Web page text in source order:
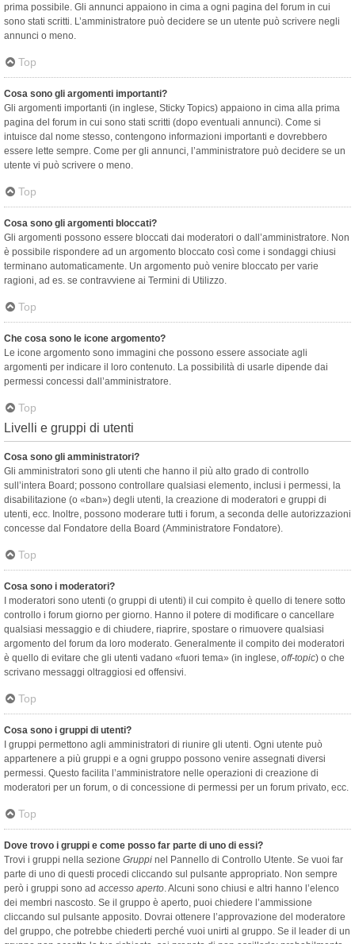
prima possibile. Gli annunci appaiono in cima a ogni pagina del forum in cui
sono stati scritti. L’amministratore può decidere se un utente può scrivere negli
annunci o meno.
Top
Cosa sono gli argomenti importanti?
Gli argomenti importanti (in inglese, Sticky Topics) appaiono in cima alla prima
pagina del forum in cui sono stati scritti (dopo eventuali annunci). Come si
intuisce dal nome stesso, contengono informazioni importanti e dovrebbero
essere lette sempre. Come per gli annunci, l’amministratore può decidere se un
utente vi può scrivere o meno.
Top
Cosa sono gli argomenti bloccati?
Gli argomenti possono essere bloccati dai moderatori o dall’amministratore. Non
è possibile rispondere ad un argomento bloccato così come i sondaggi chiusi
terminano automaticamente. Un argomento può venire bloccato per varie
ragioni, ad es. se contravviene ai Termini di Utilizzo.
Top
Che cosa sono le icone argomento?
Le icone argomento sono immagini che possono essere associate agli
argomenti per indicare il loro contenuto. La possibilità di usarle dipende dai
permessi concessi dall’amministratore.
Top
Livelli e gruppi di utenti
Cosa sono gli amministratori?
Gli amministratori sono gli utenti che hanno il più alto grado di controllo
sull’intera Board; possono controllare qualsiasi elemento, inclusi i permessi, la
disabilitazione (o «ban») degli utenti, la creazione di moderatori e gruppi di
utenti, ecc. Inoltre, possono moderare tutti i forum, a seconda delle autorizzazioni
concesse dal Fondatore della Board (Amministratore Fondatore).
Top
Cosa sono i moderatori?
I moderatori sono utenti (o gruppi di utenti) il cui compito è quello di tenere sotto
controllo i forum giorno per giorno. Hanno il potere di modificare o cancellare
qualsiasi messaggio e di chiudere, riaprire, spostare o rimuovere qualsiasi
argomento del forum da loro moderato. Generalmente il compito dei moderatori
è quello di evitare che gli utenti vadano «fuori tema» (in inglese, off-topic) o che
scrivano messaggi oltraggiosi ed offensivi.
Top
Cosa sono i gruppi di utenti?
I gruppi permettono agli amministratori di riunire gli utenti. Ogni utente può
appartenere a più gruppi e a ogni gruppo possono venire assegnati diversi
permessi. Questo facilita l’amministratore nelle operazioni di creazione di
moderatori per un forum, o di concessione di permessi per un forum privato, ecc.
Top
Dove trovo i gruppi e come posso far parte di uno di essi?
Trovi i gruppi nella sezione Gruppi nel Pannello di Controllo Utente. Se vuoi far
parte di uno di questi procedi cliccando sul pulsante appropriato. Non sempre
però i gruppi sono ad accesso aperto. Alcuni sono chiusi e altri hanno l’elenco
dei membri nascosto. Se il gruppo è aperto, puoi chiedere l’ammissione
cliccando sul pulsante apposito. Dovrai ottenere l’approvazione del moderatore
del gruppo, che potrebbe chiederti perché vuoi unirti al gruppo. Se il leader di un